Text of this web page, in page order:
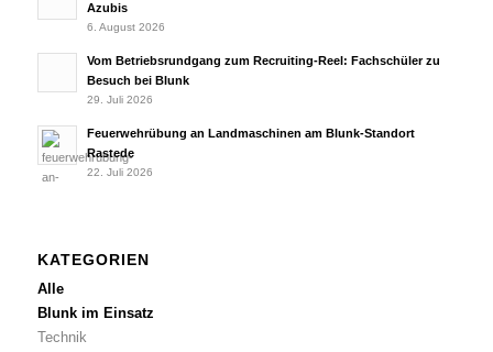
Azubis
6. August 2026
Vom Betriebsrundgang zum Recruiting-Reel: Fachschüler zu
Besuch bei Blunk
29. Juli 2026
Feuerwehrübung an Landmaschinen am Blunk-Standort
Rastede
22. Juli 2026
KATEGORIEN
Alle
Blunk im Einsatz
Technik